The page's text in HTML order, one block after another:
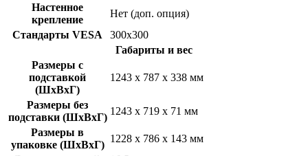
Настенное
крепление
Нет (доп. опция)
Стандарты VESA
300x300
Габариты и вес
Размеры с
подставкой
(ШхВхГ)
1243 x 787 x 338 мм
Размеры без
подставки (ШхВхГ)
1243 x 719 x 71 мм
Размеры в
упаковке (ШхВхГ)
1228 x 786 x 143 мм